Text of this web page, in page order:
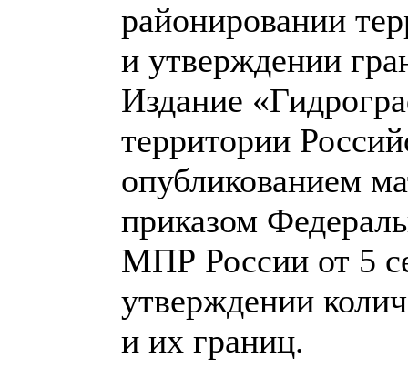
районировании
и утверждении
Издание
территории
опубликованием
приказом
МПР России от 5
утверждении
и их границ.